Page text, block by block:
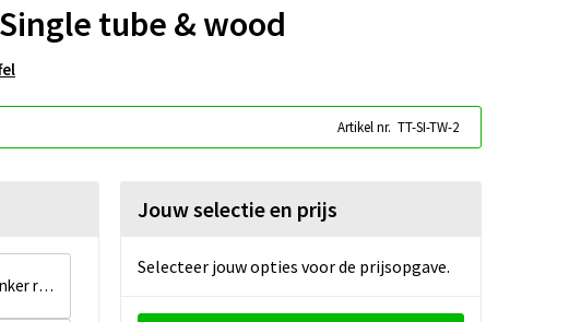
tube & wood
Artikel nr. TT-SI-TW-2
Donker roze
Jouw selectie en prijs
Selecteer jouw opties voor de prijsopgave.